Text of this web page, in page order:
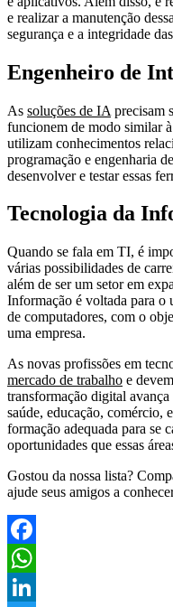
e realizar a manutenção
segurança e a integridade
Engenheiro de
As soluções de IA precisam
funcionem de modo similar
utilizam conhecimentos
programação e engenharia
desenvolver e testar essas
Tecnologia da
Quando se fala em TI, é
várias possibilidades de
além de ser um setor em
Informação é voltada para o
de computadores, com o
uma empresa.
As novas profissões em
mercado de trabalho e
transformação digital avança
saúde, educação, comércio,
formação adequada para se
oportunidades que essas
Gostou da nossa lista?
ajude seus amigos a
Facebook
WhatsApp